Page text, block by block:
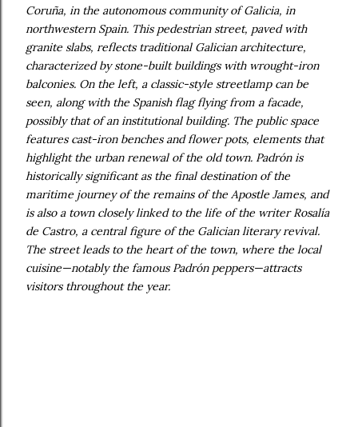
Coruña, in the autonomous community of Galicia, in
northwestern Spain. This pedestrian street, paved with
granite slabs, reflects traditional Galician architecture,
characterized by stone-built buildings with wrought-iron
balconies. On the left, a classic-style streetlamp can be
seen, along with the Spanish flag flying from a facade,
possibly that of an institutional building. The public space
features cast-iron benches and flower pots, elements that
highlight the urban renewal of the old town. Padrón is
historically significant as the final destination of the
maritime journey of the remains of the Apostle James, and
is also a town closely linked to the life of the writer Rosalía
de Castro, a central figure of the Galician literary revival.
The street leads to the heart of the town, where the local
cuisine—notably the famous Padrón peppers—attracts
visitors throughout the year.